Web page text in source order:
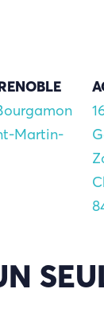
Martin-